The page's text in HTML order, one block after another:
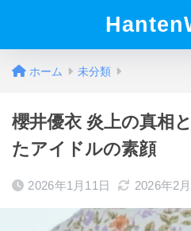
ホーム 未分類
櫻井優衣 炎上の真相
たアイドルの素顔
2026年1月11日 2026年2